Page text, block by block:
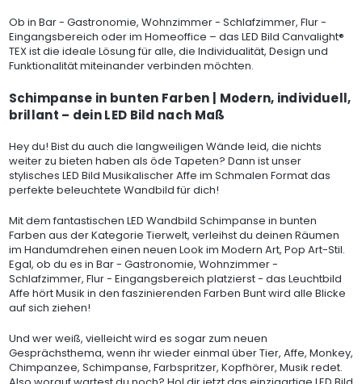
Ob in Bar - Gastronomie, Wohnzimmer - Schlafzimmer, Flur -
Eingangsbereich oder im Homeoffice – das LED Bild Canvalight®
TEX ist die ideale Lösung für alle, die Individualität, Design und
Funktionalität miteinander verbinden möchten.
Schimpanse in bunten Farben | Modern, individuell,
brillant – dein LED Bild nach Maß
Hey du! Bist du auch die langweiligen Wände leid, die nichts
weiter zu bieten haben als öde Tapeten? Dann ist unser
stylisches LED Bild Musikalischer Affe im Schmalen Format das
perfekte beleuchtete Wandbild für dich!
Mit dem fantastischen LED Wandbild Schimpanse in bunten
Farben aus der Kategorie Tierwelt, verleihst du deinen Räumen
im Handumdrehen einen neuen Look im Modern Art, Pop Art-Stil.
Egal, ob du es in Bar - Gastronomie, Wohnzimmer -
Schlafzimmer, Flur - Eingangsbereich platzierst - das Leuchtbild
Affe hört Musik in den faszinierenden Farben Bunt wird alle Blicke
auf sich ziehen!
Und wer weiß, vielleicht wird es sogar zum neuen
Gesprächsthema, wenn ihr wieder einmal über Tier, Affe, Monkey,
Chimpanzee, Schimpanse, Farbspritzer, Kopfhörer, Musik redet.